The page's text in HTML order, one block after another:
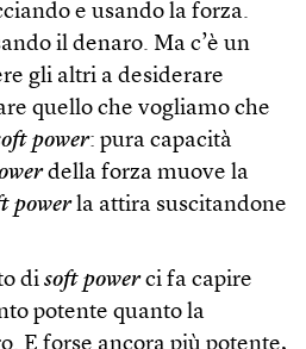
e usando la forza.
il denaro. Ma c’è un
gli altri a desiderare
quello che vogliamo che
power: pura capacità
della forza muove la
powerla attira suscitandone
di soft powerci fa capire
potente quanto la